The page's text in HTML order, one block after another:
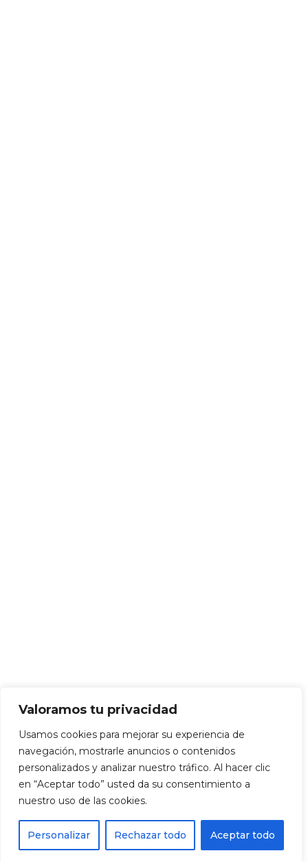
Valoramos tu privacidad
Usamos cookies para mejorar su experiencia de
navegación, mostrarle anuncios o contenidos
personalizados y analizar nuestro tráfico. Al hacer clic
en “Aceptar todo” usted da su consentimiento a
nuestro uso de las cookies.
Personalizar Rechazar todo Aceptar todo